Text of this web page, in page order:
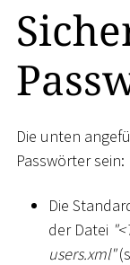
Die unten
Passwörter sein:
Die
der Datei "<
users.xml"